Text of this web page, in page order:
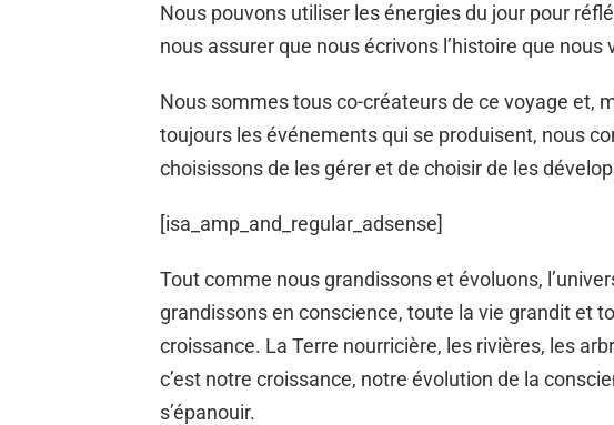
Nous pouvons utiliser les énergies du jour pour
nous assurer que nous écrivons l’histoire que nous
Nous sommes tous co-créateurs de ce voyage et,
toujours les événements qui se produisent, nous
choisissons de les gérer et de choisir de les
[isa_amp_and_regular_adsense]
Tout comme nous grandissons et évoluons,
grandissons en conscience, toute la vie grandit et
croissance. La Terre nourricière, les rivières, les
c’est notre croissance, notre évolution de la
s’épanouir.